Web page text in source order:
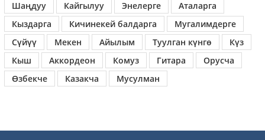
Шаңдуу
Кайгылуу Энелерге
Аталарга
Кыздарга
Кичинекей балдарга
Мугалимдерге
Сүйүү
Мекен Айылым Туулган күнгө
Күз
Кыш
Аккордеон Комуз Гитара
Орусча
Өзбекче
Казакча Мусулман